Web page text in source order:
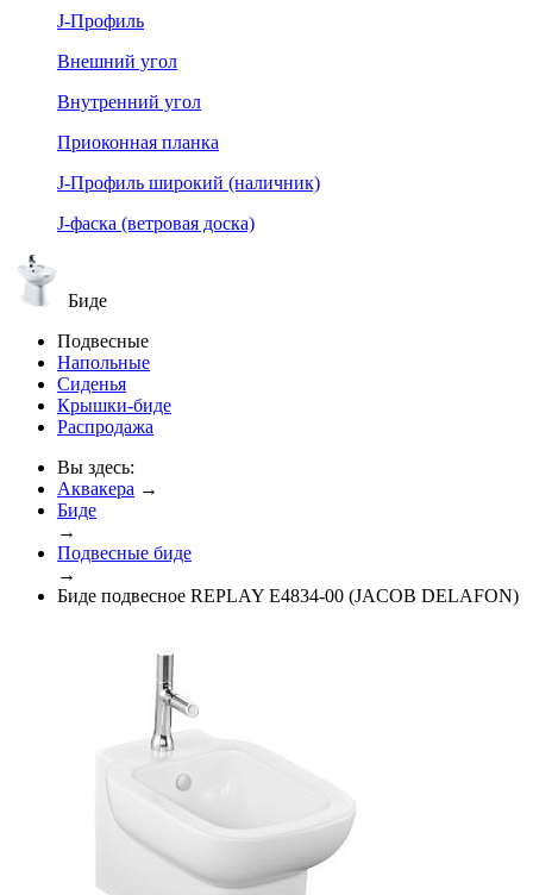
J-Профиль
Внешний угол
Внутренний угол
Приоконная планка
J-Профиль широкий (наличник)
J-фаска (ветровая доска)
Биде
Подвесные
Напольные
Сиденья
Крышки-биде
Распродажа
Вы здесь:
Аквакера →
Биде
→
Подвесные биде
→
Биде подвесное REPLAY E4834-00 (JACOB DELAFON)